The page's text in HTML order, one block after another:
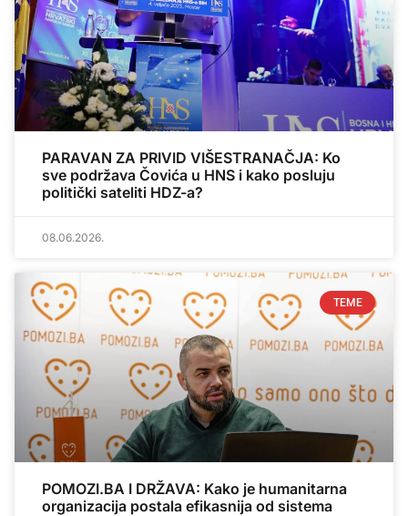
PARAVAN ZA PRIVID VIŠESTRANAČJA: Ko
sve podržava Čovića u HNS i kako posluju
politički sateliti HDZ-a?
08.06.2026.
TEME
POMOZI.BA I DRŽAVA: Kako je humanitarna
organizacija postala efikasnija od sistema